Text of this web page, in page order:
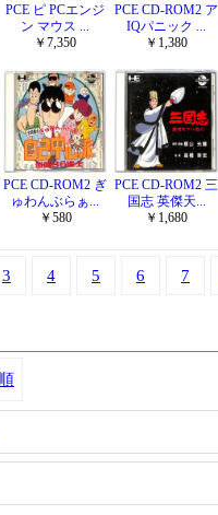
PCE ピ PCエンジ
ン マウス ...
￥7,350
PCE CD-ROM2 ア
IQパニック ...
￥1,380
PCE CD-ROM2 ぎ
ゅわんぶらぁ...
￥580
PCE CD-ROM2 三
国志 英傑天...
￥1,680
3 4 5 6 7